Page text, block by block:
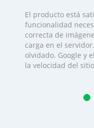
El producto está
funcionalidad
correcta de
carga en el
olvidado. Google y
la velocidad del